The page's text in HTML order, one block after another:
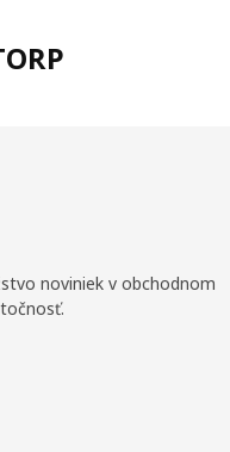
noviniek v obchodnom